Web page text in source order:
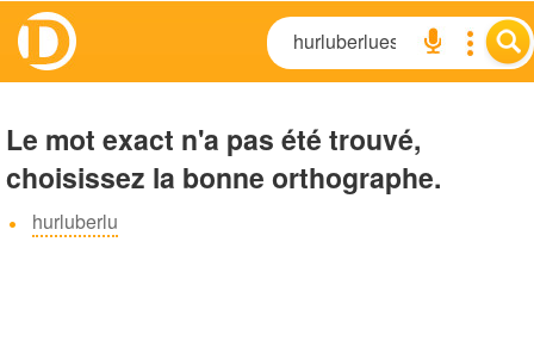
Le mot exact n'a pas été trouvé,
choisissez la bonne orthographe.
hurluberlu